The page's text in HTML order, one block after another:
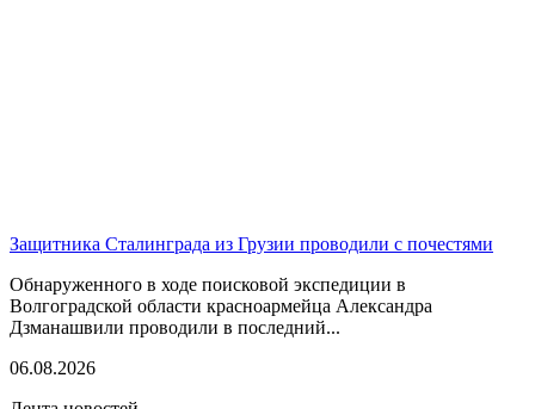
Защитника Сталинграда из Грузии проводили с почестями
Обнаруженного в ходе поисковой экспедиции в
Волгоградской области красноармейца Александра
Дзманашвили проводили в последний...
06.08.2026